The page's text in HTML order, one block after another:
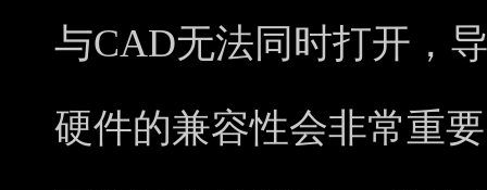
与CAD无法同时打开，
硬件的兼容性会非常重